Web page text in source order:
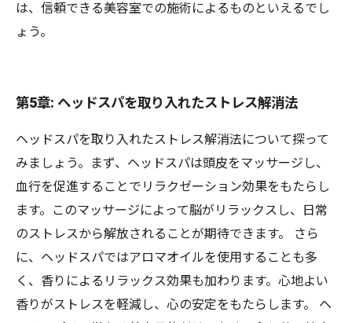
は、信頼できる美容室での施術によるものといえるでし
ょう。
第5章: ヘッドスパを取り入れたストレス解消法
ヘッドスパを取り入れたストレス解消法について探って
みましょう。まず、ヘッドスパは頭皮をマッサージし、
血行を促進することでリラクゼーション効果をもたらし
ます。このマッサージによって脳がリラックスし、日常
のストレスから解放されることが期待できます。 さら
に、ヘッドスパではアロマオイルを使用することも多
く、香りによるリラックス効果も加わります。心地よい
香りがストレスを軽減し、心の安定をもたらします。 ヘ